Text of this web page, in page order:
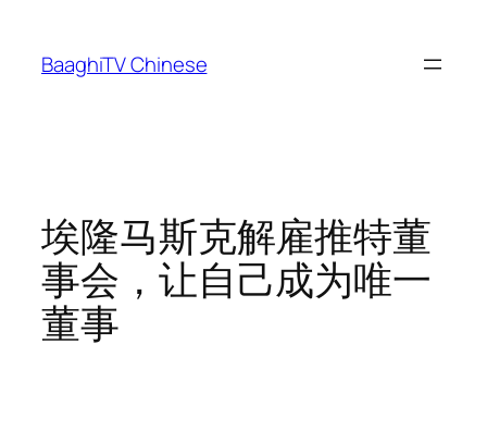
content
BaaghiTV Chinese
埃隆马斯克解雇推特董
事会，让自己成为唯一
董事